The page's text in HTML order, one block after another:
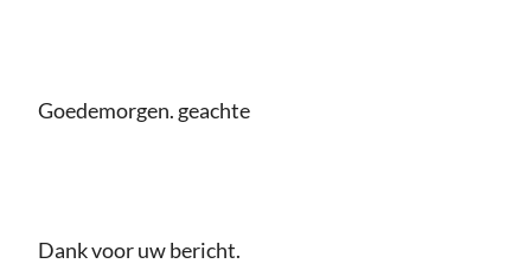
Goedemorgen. geachte
Dank voor uw bericht.